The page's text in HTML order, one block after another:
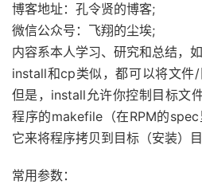
博客地址：孔令贤的博客;
微信公众号：飞翔的尘埃;
内容系本人学习、研究和总结，
install和cp类似，都可以将文件/
但是，install允许你控制目标文
程序的makefile（在RPM的
它来将程序拷贝到目标（安装）目
常用参数：